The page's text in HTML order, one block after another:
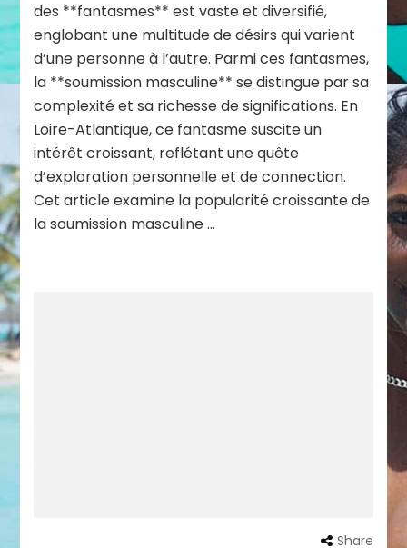
des **fantasmes** est vaste et diversifié,
englobant une multitude de désirs qui varient
d’une personne à l’autre. Parmi ces fantasmes,
la **soumission masculine** se distingue par sa
complexité et sa richesse de significations. En
Loire-Atlantique, ce fantasme suscite un
intérêt croissant, reflétant une quête
d’exploration personnelle et de connection.
Cet article examine la popularité croissante de
la soumission masculine …
Share